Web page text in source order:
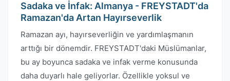
Sadaka ve İnfak: Almanya - FREYSTADT'da
Ramazan'da Artan Hayırseverlik
Ramazan ayı, hayırseverliğin ve yardımlaşmanın
arttığı bir dönemdir. FREYSTADT'daki Müslümanlar,
bu ay boyunca sadaka ve infak verme konusunda
daha duyarlı hale geliyorlar. Özellikle yoksul ve